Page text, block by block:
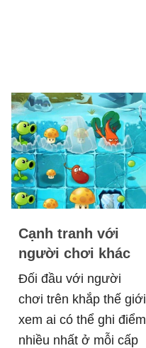
Cạnh tranh với
người chơi khác
Đối đầu với người
chơi trên khắp thế giới
xem ai có thể ghi điểm
nhiều nhất ở mỗi cấp